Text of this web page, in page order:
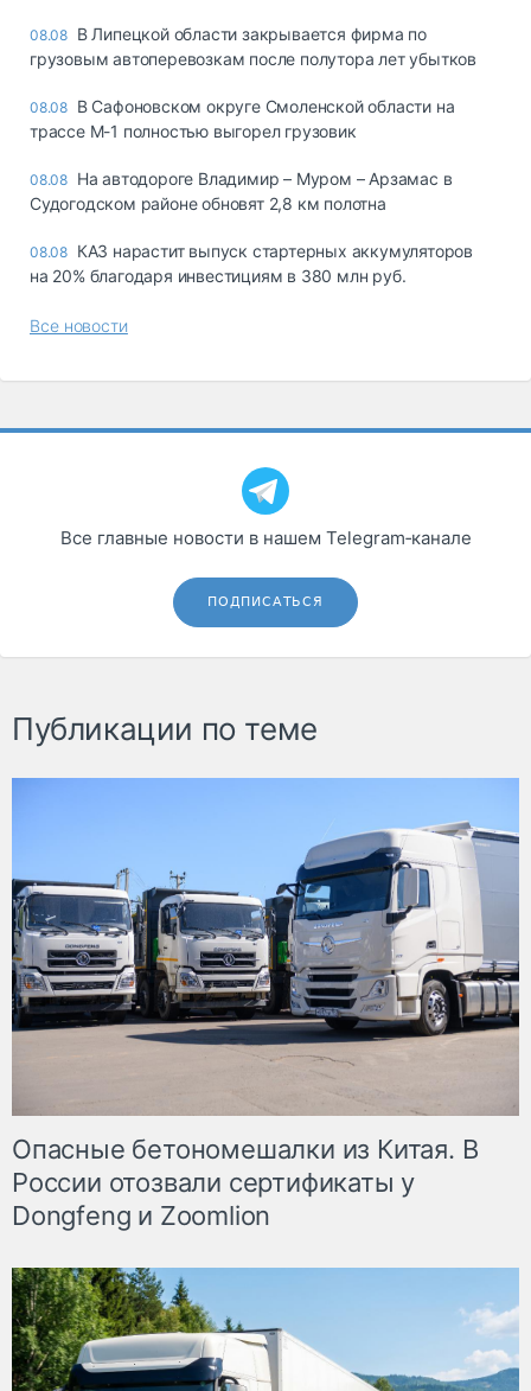
08.08 В Липецкой области закрывается фирма по
грузовым автоперевозкам после полутора лет убытков
08.08 В Сафоновском округе Смоленской области на
трассе М-1 полностью выгорел грузовик
08.08 На автодороге Владимир – Муром – Арзамас в
Судогодском районе обновят 2,8 км полотна
08.08 КАЗ нарастит выпуск стартерных аккумуляторов
на 20% благодаря инвестициям в 380 млн руб.
Все новости
Все главные новости в нашем Telegram‑канале
ПОДПИСАТЬСЯ
Публикации по теме
Опасные бетономешалки из Китая. В
России отозвали сертификаты у
Dongfeng и Zoomlion